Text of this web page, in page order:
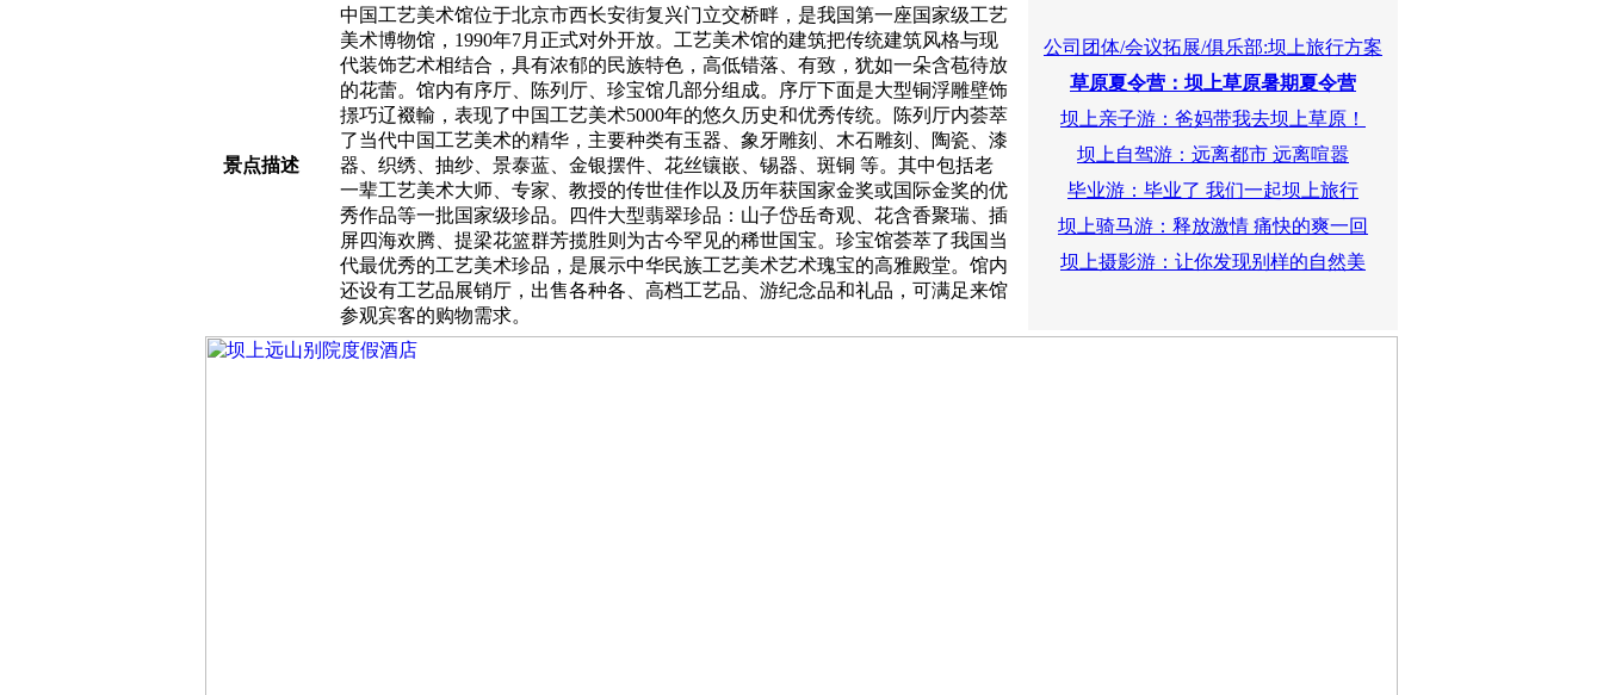
景点描述
中国工艺美术馆位于北京市西长安街复兴门立交桥畔，是我国第一座国家级工艺
美术博物馆，1990年7月正式对外开放。工艺美术馆的建筑把传统建筑风格与现
代装饰艺术相结合，具有浓郁的民族特色，高低错落、有致，犹如一朵含苞待放
的花蕾。馆内有序厅、陈列厅、珍宝馆几部分组成。序厅下面是大型铜浮雕壁饰
撔巧辽裰輸，表现了中国工艺美术5000年的悠久历史和优秀传统。陈列厅内荟萃
了当代中国工艺美术的精华，主要种类有玉器、象牙雕刻、木石雕刻、陶瓷、漆
器、织绣、抽纱、景泰蓝、金银摆件、花丝镶嵌、锡器、斑铜 等。其中包括老
一辈工艺美术大师、专家、教授的传世佳作以及历年获国家金奖或国际金奖的优
秀作品等一批国家级珍品。四件大型翡翠珍品：山子岱岳奇观、花含香聚瑞、插
屏四海欢腾、提梁花篮群芳揽胜则为古今罕见的稀世国宝。珍宝馆荟萃了我国当
代最优秀的工艺美术珍品，是展示中华民族工艺美术艺术瑰宝的高雅殿堂。馆内
还设有工艺品展销厅，出售各种各、高档工艺品、游纪念品和礼品，可满足来馆
参观宾客的购物需求。
公司团体/会议拓展/俱乐部:坝上旅行方案
草原夏令营：坝上草原暑期夏令营
坝上亲子游：爸妈带我去坝上草原！
坝上自驾游：远离都市 远离喧嚣
毕业游：毕业了 我们一起坝上旅行
坝上骑马游：释放激情 痛快的爽一回
坝上摄影游：让你发现别样的自然美